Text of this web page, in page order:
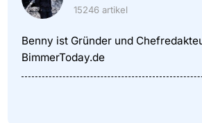
15246 artikel
Benny ist Gründer und
BimmerToday.de